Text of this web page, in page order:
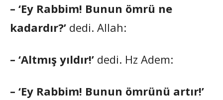
– ‘Ey Rabbim! Bunun ömrü ne
kadardır?’ dedi. Allah:
– ‘Altmış yıldır!’ dedi. Hz Adem:
– ‘Ey Rabbim! Bunun ömrünü artır!’